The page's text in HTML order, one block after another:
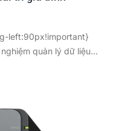
left:90px!important}
quản lý dữ liệu...